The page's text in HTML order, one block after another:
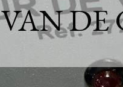
VAN DE